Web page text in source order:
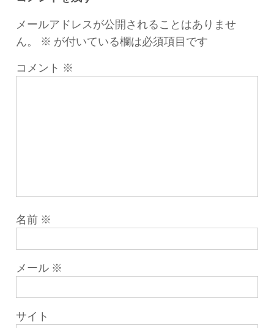
メールアドレスが公開されることはありませ
ん。
※ が付いている欄は必須項目です
コメント ※
名前 ※
メール ※
サイト